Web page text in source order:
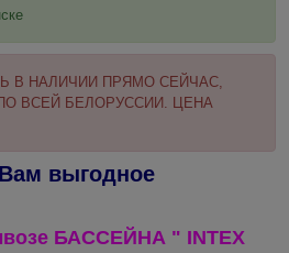
В НАЛИЧИИ ПРЯМО СЕЙЧАС,
ВСЕЙ БЕЛОРУССИИ. ЦЕНА
выгодное
БАССЕЙНА " INTEX